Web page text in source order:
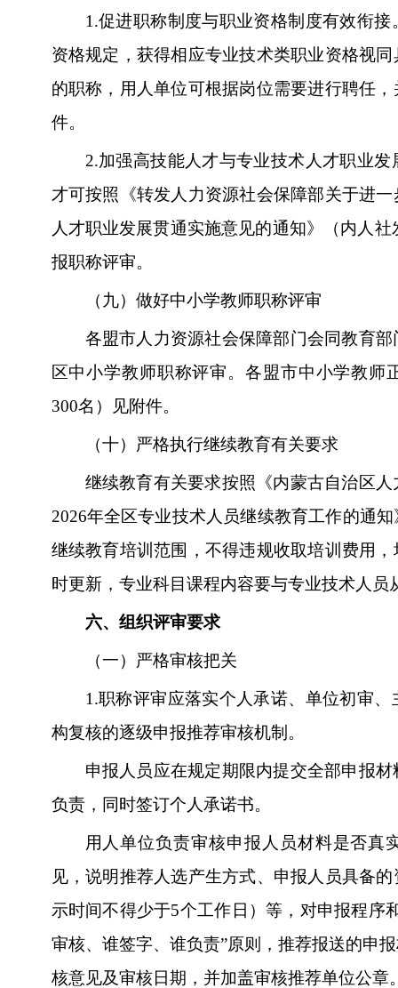
1.促进职称制度与职业资格制度有效衔
资格规定，获得相应专业技术类职业资格视
的职称，用人单位可根据岗位需要进行聘任
件。
2.加强高技能人才与专业技术人才职业
才可按照《转发人力资源社会保障部关于进
人才职业发展贯通实施意见的通知》（内人
报职称评审。
（九）做好中小学教师职称评审
各盟市人力资源社会保障部门会同教育
区中小学教师职称评审。各盟市中小学教师
300名）见附件。
（十）严格执行继续教育有关要求
继续教育有关要求按照《内蒙古自治区
2026年全区专业技术人员继续教育工作的通
继续教育培训范围，不得违规收取培训费用
时更新，专业科目课程内容要与专业技术人员
六、组织评审要求
（一）严格审核把关
1.职称评审应落实个人承诺、单位初审
构复核的逐级申报推荐审核机制。
申报人员应在规定期限内提交全部申报
负责，同时签订个人承诺书。
用人单位负责审核申报人员材料是否真
见，说明推荐人选产生方式、申报人员具备
示时间不得少于5个工作日）等，对申报程序
审核、谁签字、谁负责”原则，推荐报送的申
核意见及审核日期，并加盖审核推荐单位公章